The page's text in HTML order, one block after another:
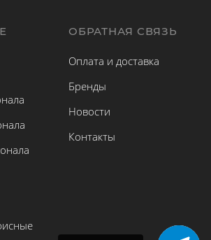
ОБРАТНАЯ СВЯЗЬ
Оплата и доставка
Бренды
Новости
Контакты